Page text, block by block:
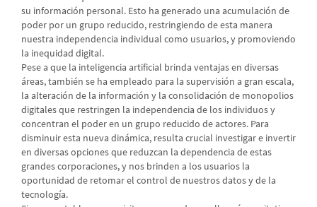
su información personal. Esto ha generado una acumulación de
poder por un grupo reducido, restringiendo de esta manera
nuestra independencia individual como usuarios, y promoviendo
la inequidad digital.
Pese a que la inteligencia artificial brinda ventajas en diversas
áreas, también se ha empleado para la supervisión a gran escala,
la alteración de la información y la consolidación de monopolios
digitales que restringen la independencia de los individuos y
concentran el poder en un grupo reducido de actores. Para
disminuir esta nueva dinámica, resulta crucial investigar e invertir
en diversas opciones que reduzcan la dependencia de estas
grandes corporaciones, y nos brinden a los usuarios la
oportunidad de retomar el control de nuestros datos y de la
tecnología.